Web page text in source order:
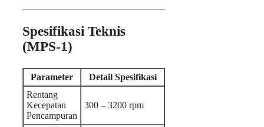
Spesifikasi Teknis
(MPS-1)
Parameter
Detail Spesifikasi
Rentang
Kecepatan
Pencampuran
300 – 3200 rpm